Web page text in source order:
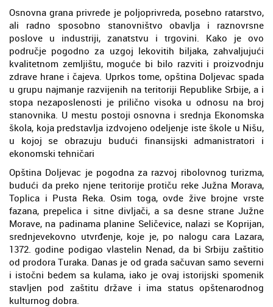
Osnovna grana privrede je poljoprivreda, posebno ratarstvo,
ali radno sposobno stanovništvo obavlja i raznovrsne
poslove u industriji, zanatstvu i trgovini. Kako je ovo
područje pogodno za uzgoj lekovitih biljaka, zahvaljujući
kvalitetnom zemljištu, moguće bi bilo razviti i proizvodnju
zdrave hrane i čajeva. Uprkos tome, opština Doljevac spada
u grupu najmanje razvijenih na teritoriji Republike Srbije, a i
stopa nezaposlenosti je prilično visoka u odnosu na broj
stanovnika. U mestu postoji osnovna i srednja Ekonomska
škola, koja predstavlja izdvojeno odeljenje iste škole u Nišu,
u kojoj se obrazuju budući finansijski admanistratori i
ekonomski tehničari
Opština Doljevac je pogodna za razvoj ribolovnog turizma,
budući da preko njene teritorije protiču reke Južna Morava,
Toplica i Pusta Reka. Osim toga, ovde žive brojne vrste
fazana, prepelica i sitne divljači, a sa desne strane Južne
Morave, na padinama planine Seličevice, nalazi se Koprijan,
srednjevekovno utvrđenje, koje je, po nalogu cara Lazara,
1372. godine podigao vlastelin Nenad, da bi Srbiju zaštitio
od prodora Turaka. Danas je od grada sačuvan samo severni
i istočni bedem sa kulama, iako je ovaj istorijski spomenik
stavljen pod zaštitu države i ima status opštenarodnog
kulturnog dobra.